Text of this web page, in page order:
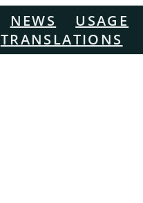
NEWS
USAGE
TRANSLATIONS